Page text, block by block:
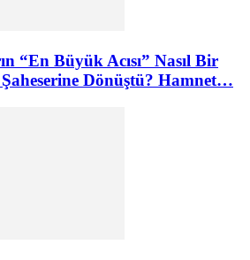
“En Büyük Acısı” Nasıl Bir
Dönüştü? Hamnet…